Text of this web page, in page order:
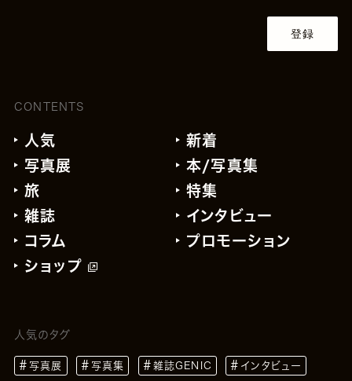
登録
CONTENTS
人気
新着
写真展
本/写真集
旅
特集
雑誌
インタビュー
コラム
プロモーション
ショップ
人気のタグ
写真展 写真集 雑誌GENIC インタビュー